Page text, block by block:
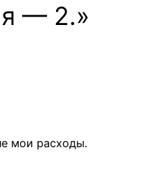
— 2.»
мои расходы.